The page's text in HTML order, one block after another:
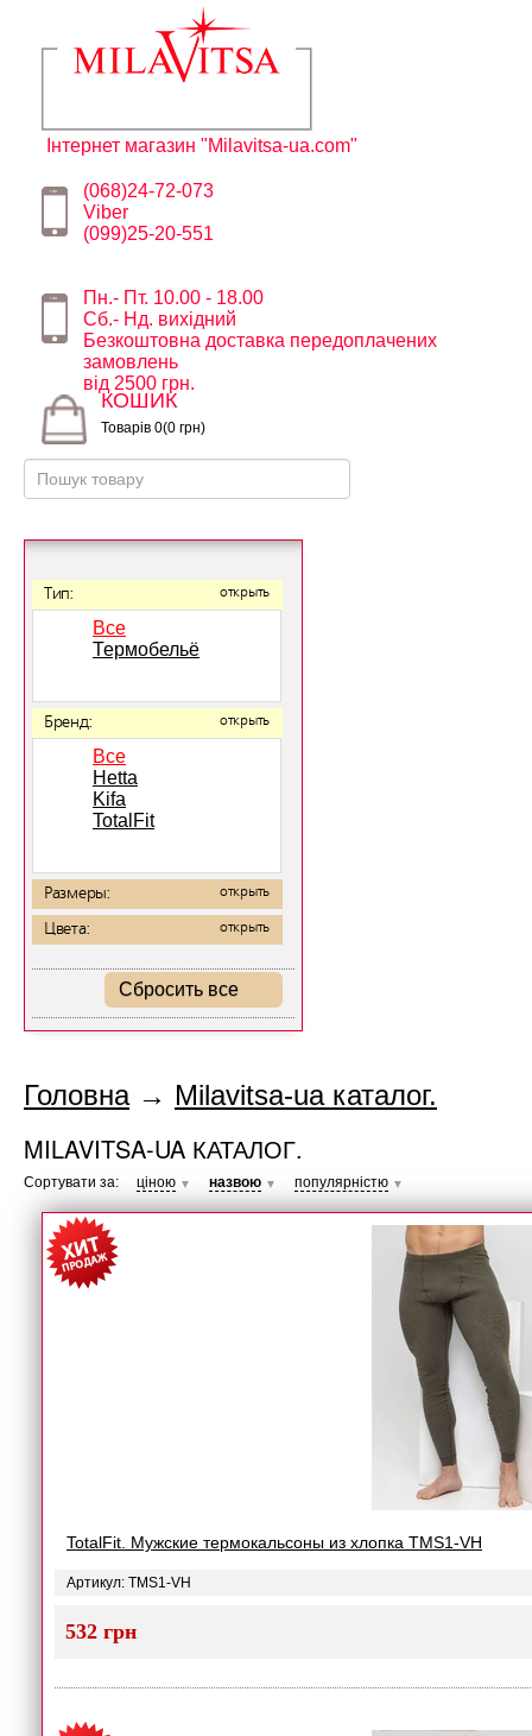
Інтернет магазин "Milavitsa-ua.com"
(068)24-72-073
Viber
(099)25-20-551
Пн.- Пт. 10.00 - 18.00
Сб.- Нд. вихідний
Безкоштовна доставка передоплачених
замовлень
від 2500 грн.
КОШИК
Товарів 0(0 грн)
Тип: открыть
Все
Термобельё
Бренд: открыть
Все
Hetta
Kifa
TotalFit
Размеры: открыть
Цвета: открыть
Сбросить все
Головна→ Milavitsa-ua каталог.
MILAVITSA-UA КАТАЛОГ.
Сортувати за: ціною ▼ назвою ▼ популярністю ▼
TotalFit. Мужские термокальсоны из хлопка TMS1-VH
Артикул: TMS1-VH
532 грн